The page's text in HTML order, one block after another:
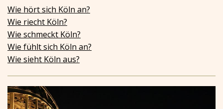
Wie hört sich Köln an?
Wie riecht Köln?
Wie schmeckt Köln?
Wie fühlt sich Köln an?
Wie sieht Köln aus?